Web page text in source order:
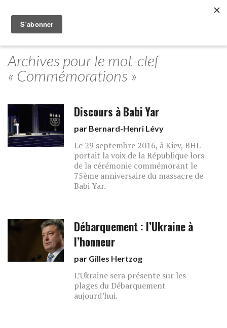
Archives pour le mot-clef
« Commémorations »
Discours à Babi Yar
par Bernard-Henri Lévy
Le 29 septembre 2016, à Kiev, BHL
portait la voix de la République lors
de la cérémonie commémorant le
75ème anniversaire du massacre de
Babi Yar.
Débarquement : l’Ukraine à
l’honneur
par Gilles Hertzog
L’Ukraine sera présente sur les
plages du Débarquement
aujourd’hui.